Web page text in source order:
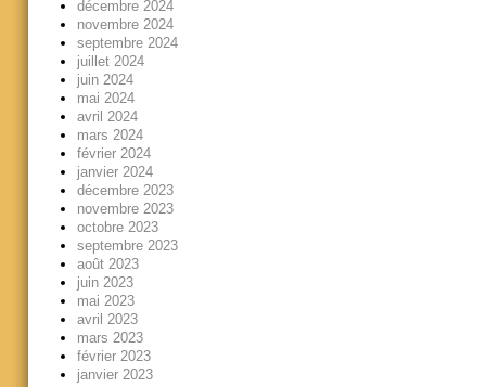
décembre 2024
novembre 2024
septembre 2024
juillet 2024
juin 2024
mai 2024
avril 2024
mars 2024
février 2024
janvier 2024
décembre 2023
novembre 2023
octobre 2023
septembre 2023
août 2023
juin 2023
mai 2023
avril 2023
mars 2023
février 2023
janvier 2023